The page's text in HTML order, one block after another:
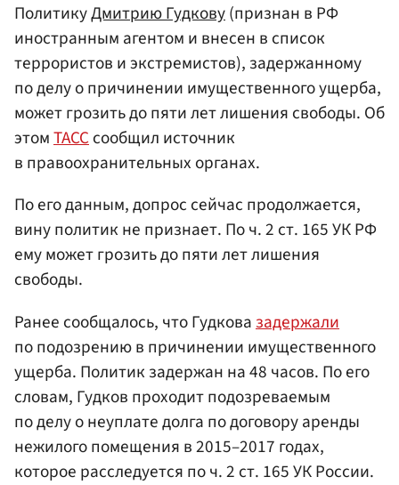
ПолитикуДмитрию Гудкову(признан в РФ
иностранным агентом и внесен в список
террористов и экстремистов), задержанному
по делу о причинении имущественного ущерба,
может грозить до пяти лет лишения свободы. Об
этомТАССсообщил источник
в правоохранительных органах.
По его данным, допрос сейчас продолжается,
вину политик не признает. По ч. 2 ст. 165 УК РФ
ему может грозить до пяти лет лишения
свободы.
Ранее сообщалось, что Гудкова задержали
по подозрению в причинении имущественного
ущерба. Политик задержан на 48 часов. По его
словам, Гудков проходит подозреваемым
по делу о неуплате долга по договору аренды
нежилого помещения в 2015–2017 годах,
которое расследуется по ч. 2 ст. 165 УК России.